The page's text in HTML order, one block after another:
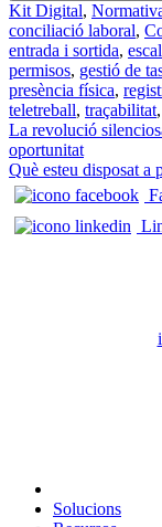
Kit Digital,
conciliació laboral,
entrada i sortida,
permisos, gestió de
presència física,
teletreball, traçabilitat,
Navegació
La revolució
oportunitat
Què esteu disposat a
Solucions